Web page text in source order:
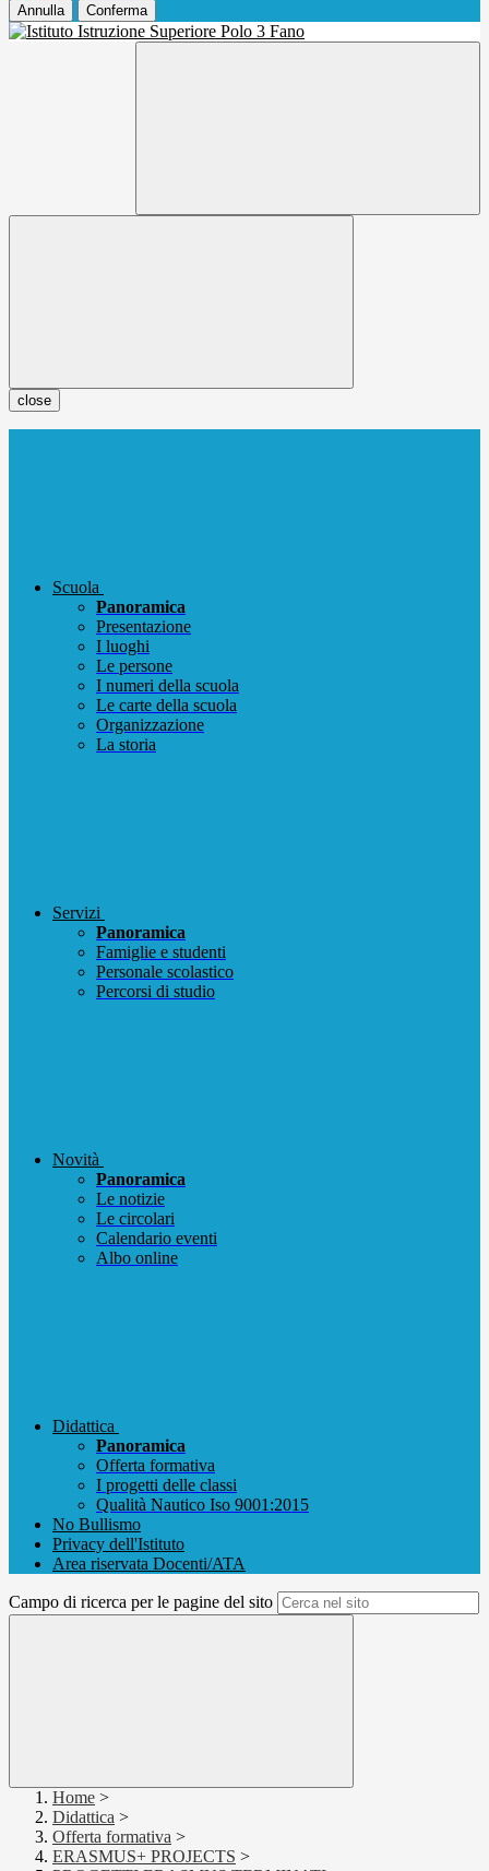
Annulla Conferma
close
Scuola
Panoramica
Presentazione
I luoghi
Le persone
I numeri della scuola
Le carte della scuola
Organizzazione
La storia
Servizi
Panoramica
Famiglie e studenti
Personale scolastico
Percorsi di studio
Novità
Panoramica
Le notizie
Le circolari
Calendario eventi
Albo online
Didattica
Panoramica
Offerta formativa
I progetti delle classi
Qualità Nautico Iso 9001:2015
No Bullismo
Privacy dell'Istituto
Area riservata Docenti/ATA
Campo di ricerca per le pagine del sito
Home >
Didattica >
Offerta formativa >
ERASMUS+ PROJECTS >